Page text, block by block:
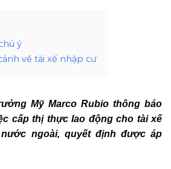
ý
về tài xế nhập cư
Mỹ Marco Rubio thông báo
cấp thị thực lao động cho tài xế
ngoài, quyết định được áp